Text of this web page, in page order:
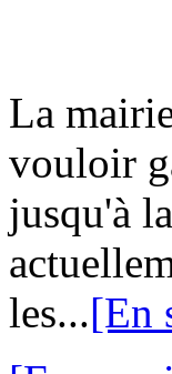
La
vouloir
jusqu'à
les...[En